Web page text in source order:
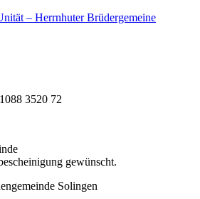
– Herrnhuter Brüdergemeine
3520 72
gewünscht.
Solingen